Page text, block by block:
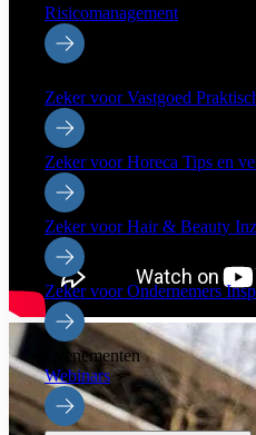
Risicomanagement
Zeker voor Vastgoed
Zeker voor Horeca Tips en
Zeker voor Hair & Beauty
Zeker voor Ondernemers
Evenementen
Webinars